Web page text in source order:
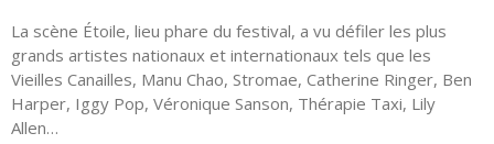
La scène Étoile, lieu phare du festival, a vu défiler les plus
grands artistes nationaux et internationaux tels que les
Vieilles Canailles, Manu Chao, Stromae, Catherine Ringer, Ben
Harper, Iggy Pop, Véronique Sanson, Thérapie Taxi, Lily
Allen…